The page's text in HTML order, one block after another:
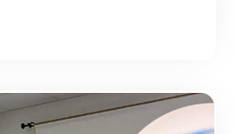
sont le fruit d’un travail